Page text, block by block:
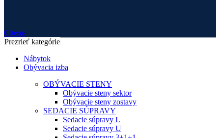
0 items
Prezrieť kategórie
Nábytok
Obývacia izba
OBÝVACIE STENY
Obývacie steny sektor
Obývacie steny zostavy
SEDACIE SÚPRAVY
Sedacie súpravy L
Sedacie súpravy U